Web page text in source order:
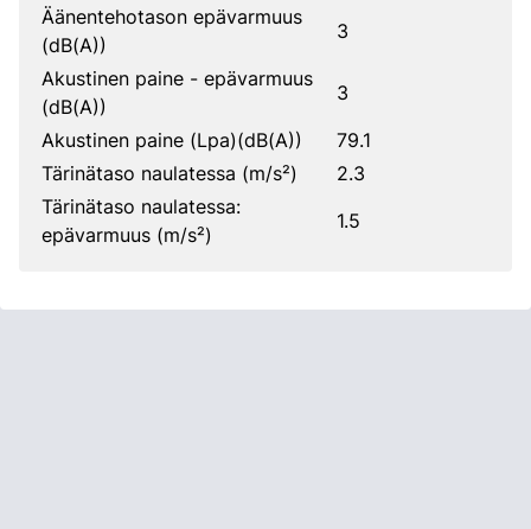
Äänentehotason epävarmuus
(dB(A))
3
Akustinen paine - epävarmuus
(dB(A))
3
Akustinen paine (Lpa)(dB(A))
79.1
Tärinätaso naulatessa (m/s²)
2.3
Tärinätaso naulatessa:
epävarmuus (m/s²)
1.5